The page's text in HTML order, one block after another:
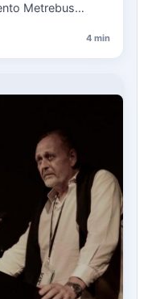
Metrebus
4 min